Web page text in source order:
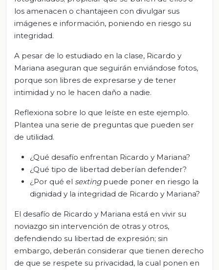
los amenacen o chantajeen con divulgar sus
imágenes e información, poniendo en riesgo su
integridad.
A pesar de lo estudiado en la clase, Ricardo y
Mariana aseguran que seguirán enviándose fotos,
porque son libres de expresarse y de tener
intimidad y no le hacen daño a nadie.
Reflexiona sobre lo que leíste en este ejemplo.
Plantea una serie de preguntas que pueden ser
de utilidad.
¿Qué desafío enfrentan Ricardo y Mariana?
¿Qué tipo de libertad deberían defender?
¿Por qué el sexting puede poner en riesgo la
dignidad y la integridad de Ricardo y Mariana?
El desafío de Ricardo y Mariana está en vivir su
noviazgo sin intervención de otras y otros,
defendiendo su libertad de expresión; sin
embargo, deberán considerar que tienen derecho
de que se respete su privacidad, la cual ponen en